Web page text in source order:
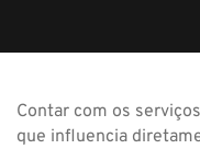
Contar com os
que influencia